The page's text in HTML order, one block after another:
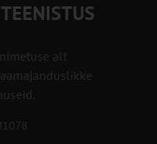
alt